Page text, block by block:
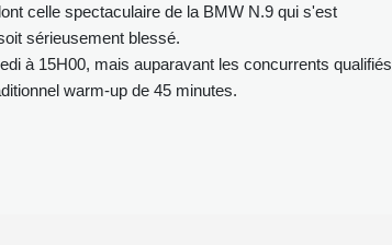
celle spectaculaire de la BMW N.9 qui s'est
sérieusement blessé.
à 15H00, mais auparavant les concurrents qualifiés
warm-up de 45 minutes.